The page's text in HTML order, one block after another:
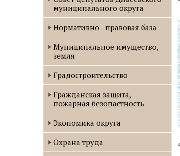
муниципального округа
Нормативно - правовая база
Муниципальное имущество,
земля
Градостроительство
Гражданская защита,
пожарная безопастность
Экономика округа
Охрана труда